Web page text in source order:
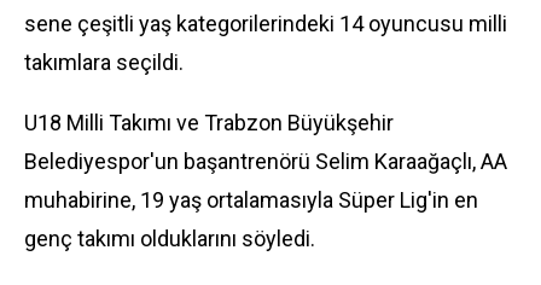
sene çeşitli yaş kategorilerindeki 14 oyuncusu milli
takımlara seçildi.
U18 Milli Takımı ve Trabzon Büyükşehir
Belediyespor'un başantrenörü Selim Karaağaçlı, AA
muhabirine, 19 yaş ortalamasıyla Süper Lig'in en
genç takımı olduklarını söyledi.